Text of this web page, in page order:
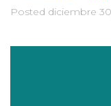
Posted diciembre